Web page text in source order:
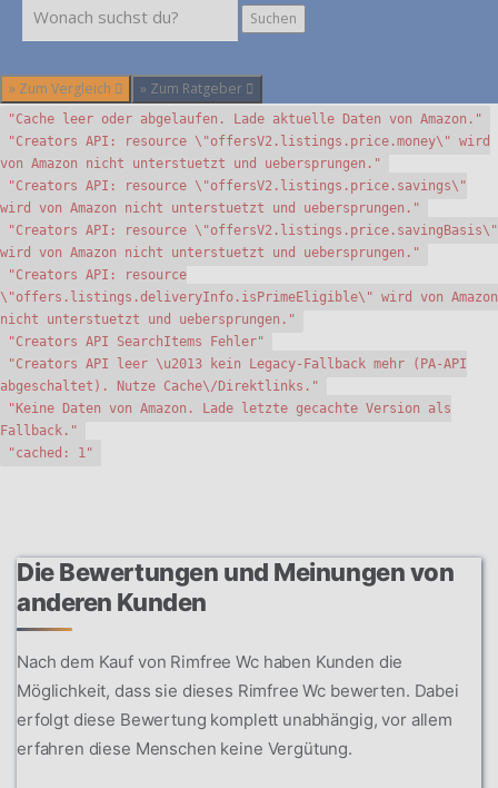
Suchen
» Zum Vergleich » Zum Ratgeber
"Cache leer oder abgelaufen. Lade aktuelle Daten von Amazon."
"Creators API: resource \"offersV2.listings.price.money\" wird
von Amazon nicht unterstuetzt und uebersprungen."
"Creators API: resource \"offersV2.listings.price.savings\"
wird von Amazon nicht unterstuetzt und uebersprungen."
"Creators API: resource \"offersV2.listings.price.savingBasis\"
wird von Amazon nicht unterstuetzt und uebersprungen."
"Creators API: resource
\"offers.listings.deliveryInfo.isPrimeEligible\" wird von Amazon
nicht unterstuetzt und uebersprungen."
"Creators API SearchItems Fehler"
"Creators API leer \u2013 kein Legacy-Fallback mehr (PA-API
abgeschaltet). Nutze Cache\/Direktlinks."
"Keine Daten von Amazon. Lade letzte gecachte Version als
Fallback."
"cached: 1"
Die Bewertungen und Meinungen von
anderen Kunden
Nach dem Kauf von Rimfree Wc haben Kunden die
Möglichkeit, dass sie dieses Rimfree Wc bewerten. Dabei
erfolgt diese Bewertung komplett unabhängig, vor allem
erfahren diese Menschen keine Vergütung.